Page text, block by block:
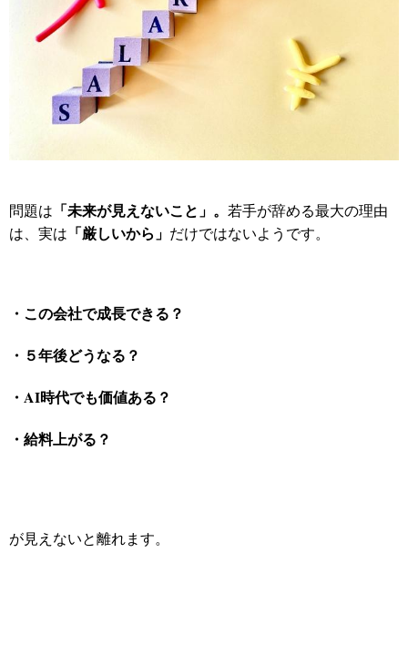
問題は 「未来が見えないこと」。 若手が辞める最大の理由
は、実は 「厳しいから」 だけではないようです。
・この会社で成長できる？
・５年後どうなる？
・AI時代でも価値ある？
・給料上がる？
が見えないと離れます。